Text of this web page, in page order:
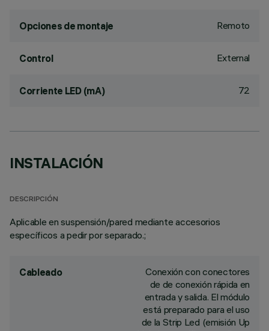
Opciones de montaje Remoto
Control External
Corriente LED (mA) 72
INSTALACIÓN
DESCRIPCIÓN
Aplicable en suspensión/pared mediante accesorios
específicos a pedir por separado.;
Cableado
Conexión con conectores
de de conexión rápida en
entrada y salida. El módulo
está preparado para el uso
de la Strip Led (emisión Up